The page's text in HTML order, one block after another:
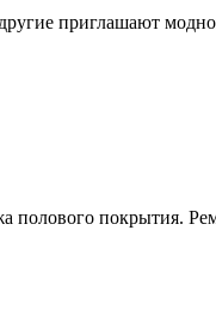
приглашают
покрытия.